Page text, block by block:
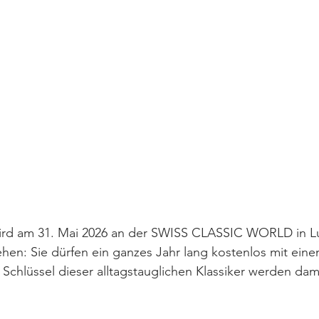
am 31. Mai 2026 an der SWISS CLASSIC WORLD in
Sie dürfen ein ganzes Jahr lang kostenlos mit
dieser alltagstauglichen Klassiker werden